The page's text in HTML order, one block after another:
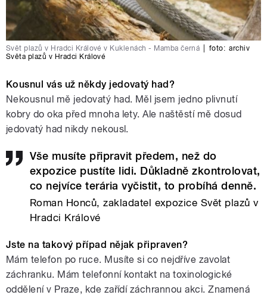
Svět plazů v Hradci Králové v Kuklenách - Mamba černá foto: archiv
Světa plazů v Hradci Králové
Kousnul vás už někdy jedovatý had?
Nekousnul mě jedovatý had. Měl jsem jedno plivnutí
kobry do oka před mnoha lety. Ale naštěstí mě dosud
jedovatý had nikdy nekousl.
Vše musíte připravit předem, než do
expozice pustíte lidi. Důkladně zkontrolovat,
co nejvíce terária vyčistit, to probíhá denně.
Roman Honců, zakladatel expozice Svět plazů v
Hradci Králové
Jste na takový případ nějak připraven?
Mám telefon po ruce. Musíte si co nejdříve zavolat
záchranku. Mám telefonní kontakt na toxinologické
oddělení v Praze, kde zařídí záchrannou akci. Znamená